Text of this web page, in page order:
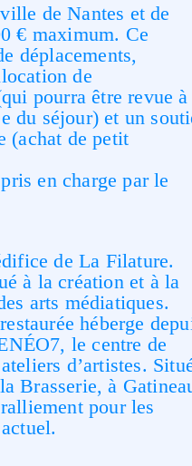
de Nantes et de
€ maximum. Ce
déplacements,
de
pourra être revue
du séjour) et un
(achat de petit
en charge par le
de La Filature.
à la création et à la
arts médiatiques.
héberge
le centre de
d’artistes.
Brasserie, à
pour les